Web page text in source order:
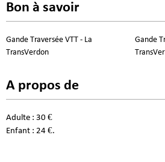
Bon à savoir
Gande Traversée VTT - La
TransVerdon
Gande
A propos de
Adulte : 30 €
Enfant : 24 €.